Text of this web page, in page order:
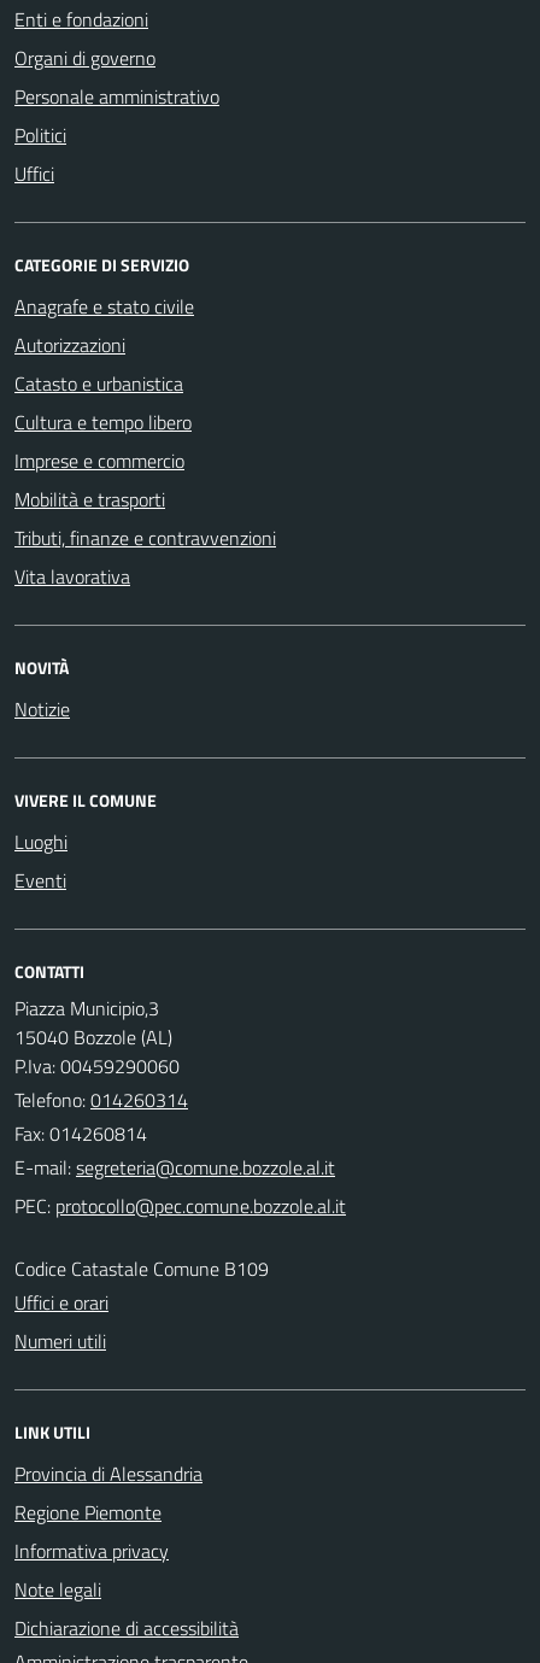
Enti e fondazioni
Organi di governo
Personale amministrativo
Politici
Uffici
CATEGORIE DI SERVIZIO
Anagrafe e stato civile
Autorizzazioni
Catasto e urbanistica
Cultura e tempo libero
Imprese e commercio
Mobilità e trasporti
Tributi, finanze e contravvenzioni
Vita lavorativa
NOVITÀ
Notizie
VIVERE IL COMUNE
Luoghi
Eventi
CONTATTI
Piazza Municipio,3
15040 Bozzole (AL)
P.Iva: 00459290060
Telefono:014260314
Fax: 014260814
E-mail:
PEC:
Codice Catastale Comune B109
Uffici e orari
Numeri utili
LINK UTILI
Provincia di Alessandria
Regione Piemonte
Informativa privacy
Note legali
Dichiarazione di accessibilità